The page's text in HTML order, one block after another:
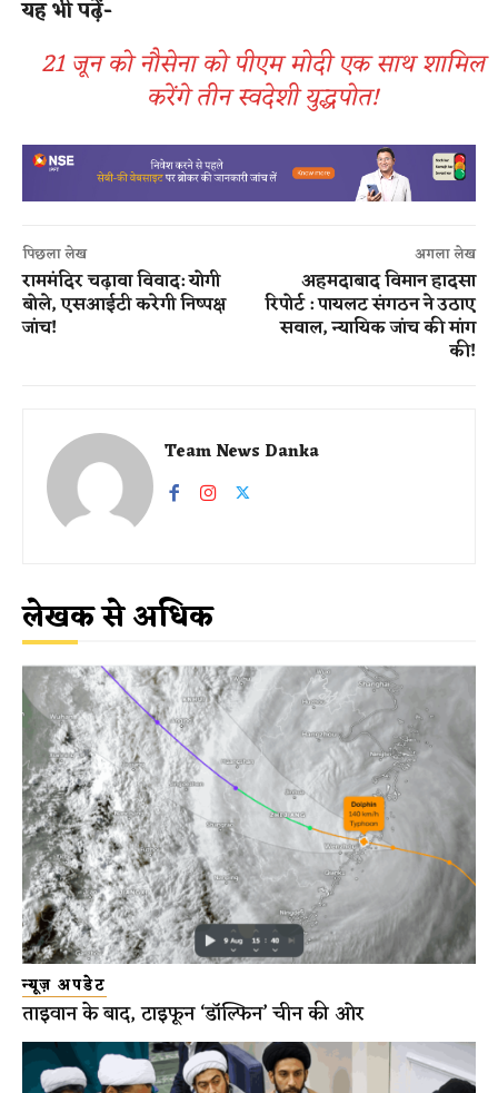
यह भी पढ़ें-
21 जून को नौसेना को पीएम मोदी एक साथ शामिल
करेंगे तीन स्वदेशी युद्धपोत!
पिछला लेख
राममंदिर चढ़ावा विवाद: योगी
बोले, एसआईटी करेगी निष्पक्ष
जांच!
अगला लेख
अहमदाबाद विमान हादसा
रिपोर्ट : पायलट संगठन ने उठाए
सवाल, न्यायिक जांच की मांग
की!
Team News Danka
लेखक से अधिक
न्यूज़ अपडेट
ताइवान के बाद, टाइफून ‘डॉल्फिन’ चीन की ओर